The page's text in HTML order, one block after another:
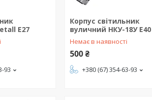
E27
93
Корпус світильник
вуличний НКУ-18У E40
Немає в наявності
500 ₴
+380 (67) 354-63-93